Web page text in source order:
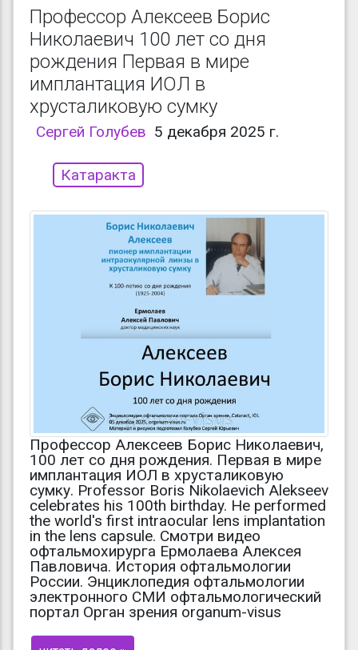
Профессор Алексеев Борис
Николаевич 100 лет со дня
рождения Первая в мире
имплантация ИОЛ в
хрусталиковую сумку
Сергей Голубев 5 декабря 2025 г.
Катаракта
Профессор Алексеев Борис Николаевич,
100 лет со дня рождения. Первая в мире
имплантация ИОЛ в хрусталиковую
сумку. Professor Boris Nikolaevich Alekseev
celebrates his 100th birthday. He performed
the world's first intraocular lens implantation
in the lens capsule. Смотри видео
офтальмохирурга Ермолаева Алексея
Павловича. История офтальмологии
России. Энциклопедия офтальмологии
электронного СМИ офтальмологический
портал Орган зрения organum-visus